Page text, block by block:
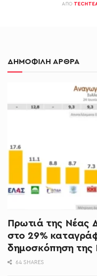
ΑΠΌ
ΔΗΜΟΦΙΛΗ ΑΡΘΡΑ
Πρωτιά της Νέας
στο 29%
δημοσκόπηση της
64 SHARES